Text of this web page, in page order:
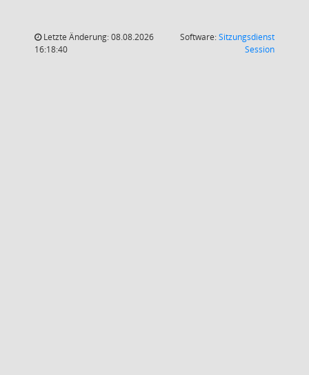
Letzte Änderung: 08.08.2026
16:18:40
Software:Sitzungsdienst
Session(Wird in